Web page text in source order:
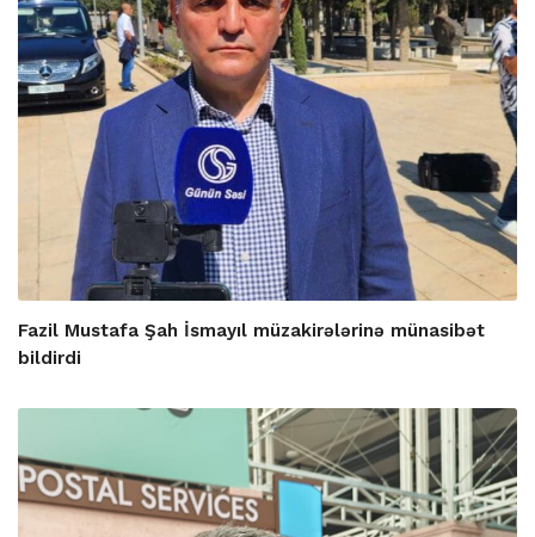
Fazil Mustafa Şah İsmayıl müzakirələrinə münasibət
bildirdi